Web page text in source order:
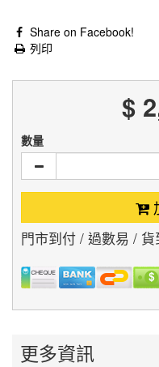
Share on Facebook!
列印
$
數量
門市到付 / 過數易 / 貨
更多資訊